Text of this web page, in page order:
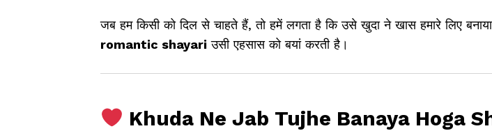
जब हम किसी को दिल से चाहते हैं, तो हमें लगता है कि उसे खुदा ने खास हमारे लिए
romantic shayari उसी एहसास को बयां करती है।
Khuda Ne Jab Tujhe Banaya Hoga